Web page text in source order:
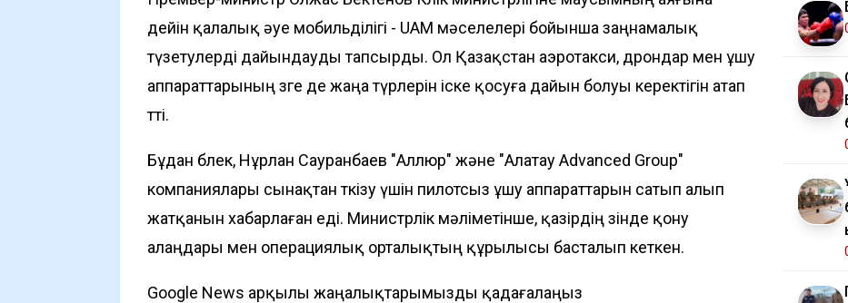
дейін қалалық әуе мобильділігі - UAM мәселелері бойынша заңнамалық
түзетулерді дайындауды тапсырды. Ол Қазақстан аэротакси, дрондар мен ұшу
аппараттарының өзге де жаңа түрлерін іске қосуға дайын болуы керектігін атап
өтті.
Бұдан бөлек, Нұрлан Сауранбаев "Аллюр" және "Алатау Advanced Group"
компаниялары сынақтан өткізу үшін пилотсыз ұшу аппараттарын сатып алып
жатқанын хабарлаған еді. Министрлік мәліметінше, қазірдің өзінде қону
алаңдары мен операциялық орталықтың құрылысы басталып кеткен.
Google News арқылы жаңалықтарымызды қадағалаңыз